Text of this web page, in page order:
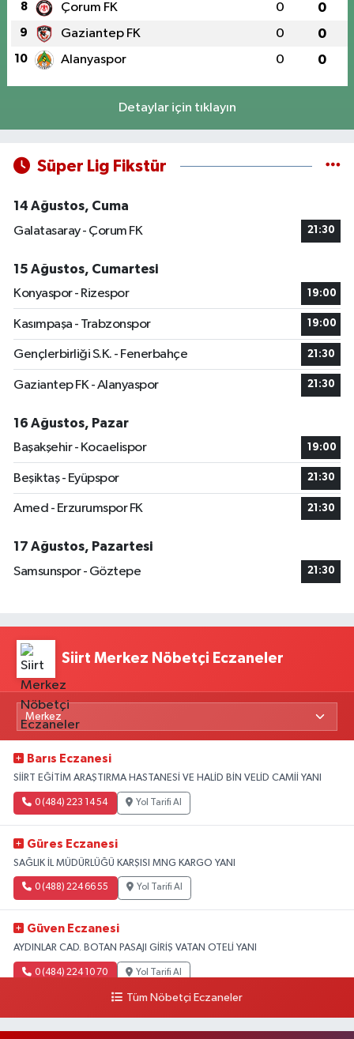
8 Çorum FK 0 0
9 Gaziantep FK 0 0
10 Alanyaspor 0 0
Detaylar için tıklayın
Süper Lig Fikstür
14 Ağustos, Cuma
Galatasaray - Çorum FK
21:30
15 Ağustos, Cumartesi
Konyaspor - Rizespor
19:00
Kasımpaşa - Trabzonspor 19:00
Gençlerbirliği S.K. - Fenerbahçe 21:30
Gaziantep FK - Alanyaspor 21:30
16 Ağustos, Pazar
Başakşehir - Kocaelispor
19:00
Beşiktaş - Eyüpspor 21:30
Amed - Erzurumspor FK 21:30
17 Ağustos, Pazartesi
Samsunspor - Göztepe
21:30
Siirt Merkez Nöbetçi Eczaneler
Barıs Eczanesi
SİİRT EĞİTİM ARAŞTIRMA HASTANESİ VE HALİD BİN VELİD CAMİİ YANI
0 (484) 223 14 54 Yol Tarifi Al
Güres Eczanesi
SAĞLIK İL MÜDÜRLÜĞÜ KARŞISI MNG KARGO YANI
0 (488) 224 66 55 Yol Tarifi Al
Güven Eczanesi
AYDINLAR CAD. BOTAN PASAJI GİRİŞ VATAN OTELİ YANI
0 (484) 224 10 70 Yol Tarifi Al
Tüm Nöbetçi Eczaneler